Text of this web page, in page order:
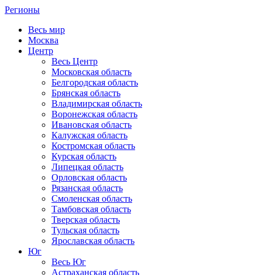
Регионы
Весь мир
Москва
Центр
Весь Центр
Московская область
Белгородская область
Брянская область
Владимирская область
Воронежская область
Ивановская область
Калужская область
Костромская область
Курская область
Липецкая область
Орловская область
Рязанская область
Смоленская область
Тамбовская область
Тверская область
Тульская область
Ярославская область
Юг
Весь Юг
Астраханская область